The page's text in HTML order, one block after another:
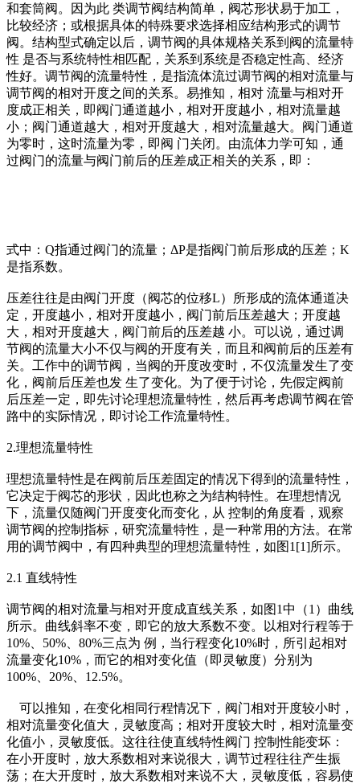
和套筒阀。因为此 类调节阀结构简单，阀芯形状易于加工，
比较经济；或根据具体的特殊要求选择相应结构形式的调节
阀。结构型式确定以后，调节阀的具体规格关系到阀的流量特
性 是否与系统特性相匹配，关系到系统是否稳定性高、经济
性好。调节阀的流量特性，是指流体流过调节阀的相对流量与
调节阀的相对开度之间的关系。易推知，相对 流量与相对开
度成正相关，即阀门通道越小，相对开度越小，相对流量越
小；阀门通道越大，相对开度越大，相对流量越大。阀门通道
为零时，这时流量为零，即阀 门关闭。由流体力学可知，通
过阀门的流量与阀门前后的压差成正相关的关系，即：
式中：Q指通过阀门的流量；ΔP是指阀门前后形成的压差；K
是指系数。
压差往往是由阀门开度（阀芯的位移L）所形成的流体通道决
定，开度越小，相对开度越小，阀门前后压差越大；开度越
大，相对开度越大，阀门前后的压差越 小。可以说，通过调
节阀的流量大小不仅与阀的开度有关，而且和阀前后的压差有
关。工作中的调节阀，当阀的开度改变时，不仅流量发生了变
化，阀前后压差也发 生了变化。为了便于讨论，先假定阀前
后压差一定，即先讨论理想流量特性，然后再考虑调节阀在管
路中的实际情况，即讨论工作流量特性。
2.理想流量特性
理想流量特性是在阀前后压差固定的情况下得到的流量特性，
它决定于阀芯的形状，因此也称之为结构特性。在理想情况
下，流量仅随阀门开度变化而变化，从 控制的角度看，观察
调节阀的控制指标，研究流量特性，是一种常用的方法。在常
用的调节阀中，有四种典型的理想流量特性，如图1[1]所示。
2.1 直线特性
调节阀的相对流量与相对开度成直线关系，如图1中（1）曲线
所示。曲线斜率不变，即它的放大系数不变。以相对行程等于
10%、50%、80%三点为 例，当行程变化10%时，所引起相对
流量变化10%，而它的相对变化值（即灵敏度）分别为
100%、20%、12.5%。
可以推知，在变化相同行程情况下，阀门相对开度较小时，
相对流量变化值大，灵敏度高；相对开度较大时，相对流量变
化值小，灵敏度低。这往往使直线特性阀门 控制性能变坏：
在小开度时，放大系数相对来说很大，调节过程往往产生振
荡；在大开度时，放大系数相对来说不大，灵敏度低，容易使